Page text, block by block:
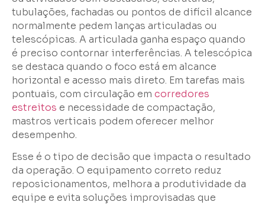
tubulações, fachadas ou pontos de difícil alcance
normalmente pedem lanças articuladas ou
telescópicas. A articulada ganha espaço quando
é preciso contornar interferências. A telescópica
se destaca quando o foco está em alcance
horizontal e acesso mais direto. Em tarefas mais
pontuais, com circulação em corredores
estreitos e necessidade de compactação,
mastros verticais podem oferecer melhor
desempenho.
Esse é o tipo de decisão que impacta o resultado
da operação. O equipamento correto reduz
reposicionamentos, melhora a produtividade da
equipe e evita soluções improvisadas que